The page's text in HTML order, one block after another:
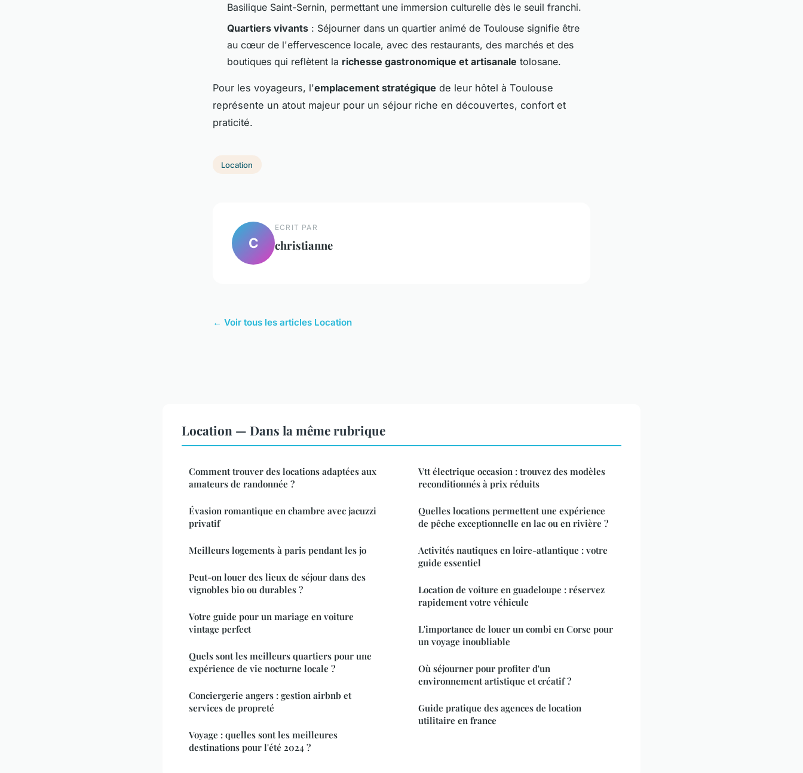
Basilique Saint-Sernin, permettant une immersion culturelle dès le seuil franchi.
Quartiers vivants : Séjourner dans un quartier animé de Toulouse signifie être
au cœur de l'effervescence locale, avec des restaurants, des marchés et des
boutiques qui reflètent la richesse gastronomique et artisanale tolosane.
Pour les voyageurs, l'emplacement stratégique de leur hôtel à Toulouse
représente un atout majeur pour un séjour riche en découvertes, confort et
praticité.
Location
C
ECRIT PAR
christianne
← Voir tous les articles Location
Location — Dans la même rubrique
Comment trouver des locations adaptées aux
amateurs de randonnée ?
Évasion romantique en chambre avec jacuzzi
privatif
Meilleurs logements à paris pendant les jo
Peut-on louer des lieux de séjour dans des
vignobles bio ou durables ?
Votre guide pour un mariage en voiture
vintage perfect
Quels sont les meilleurs quartiers pour une
expérience de vie nocturne locale ?
Conciergerie angers : gestion airbnb et
services de propreté
Voyage : quelles sont les meilleures
destinations pour l'été 2024 ?
Vtt électrique occasion : trouvez des modèles
reconditionnés à prix réduits
Quelles locations permettent une expérience
de pêche exceptionnelle en lac ou en rivière ?
Activités nautiques en loire-atlantique : votre
guide essentiel
Location de voiture en guadeloupe : réservez
rapidement votre véhicule
L'importance de louer un combi en Corse pour
un voyage inoubliable
Où séjourner pour profiter d'un
environnement artistique et créatif ?
Guide pratique des agences de location
utilitaire en france